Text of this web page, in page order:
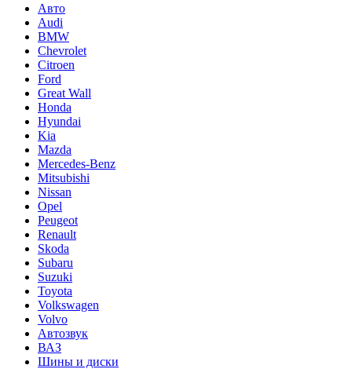
Авто
Audi
BMW
Chevrolet
Citroen
Ford
Great Wall
Honda
Hyundai
Kia
Mazda
Mercedes-Benz
Mitsubishi
Nissan
Opel
Peugeot
Renault
Skoda
Subaru
Suzuki
Toyota
Volkswagen
Volvo
Автозвук
ВАЗ
Шины и диски